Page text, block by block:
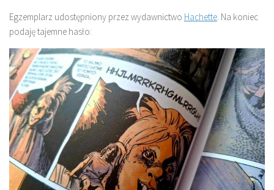
Egzemplarz udostępniony przez wydawnictwo Hachette. Na koniec
podaję tajemne hasło: